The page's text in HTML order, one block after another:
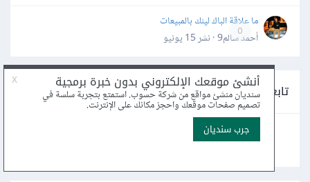
0
ما علاقة الباك لينك بالمبيعات
أحمد سالم9 · نشر
15 يونيو
تابعنا على